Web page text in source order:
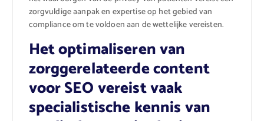
zorgvuldige aanpak en expertise op het gebied van
compliance om te voldoen aan de wettelijke vereisten.
Het optimaliseren van
zorggerelateerde content
voor SEO vereist vaak
specialistische kennis van